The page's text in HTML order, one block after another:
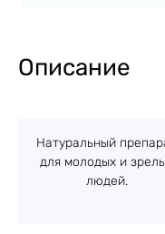
Описание
Натуральный
для молодых и
людей.